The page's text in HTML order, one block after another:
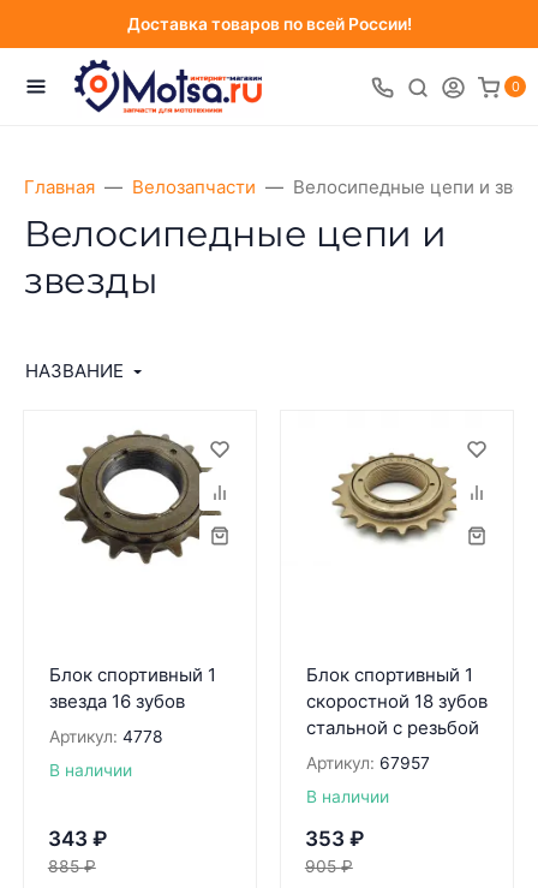
Доставка товаров по всей России!
0
Главная Велозапчасти Велосипедные цепи и
Велосипедные цепи и
звезды
НАЗВАНИЕ
Блок спортивный 1
звезда 16 зубов
Артикул: 4778
В наличии
343 ₽
885 ₽
Блок спортивный 1
скоростной 18 зубов
стальной c резьбой
Артикул: 67957
В наличии
353 ₽
905 ₽